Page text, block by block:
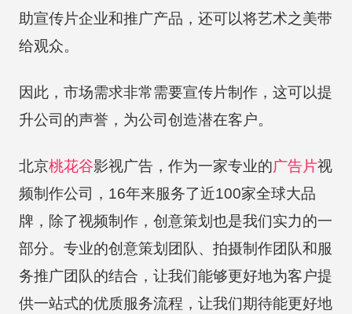
助宣传片企业和推广产品，还可以将艺术之美带
给观众。
因此，市场需求非常需要宣传片制作，这可以提
升公司的声誉，为公司创造潜在客户。
北京桃花谷影视广告，作为一家专业的广告片视
频制作公司，16年来服务了近100家全球大品
牌，除了视频制作，创意策划也是我们实力的一
部分。专业的创意策划团队、拍摄制作团队和服
务推广团队的结合，让我们能够更好地为客户提
供一站式的优质服务流程，让我们期待能更好地